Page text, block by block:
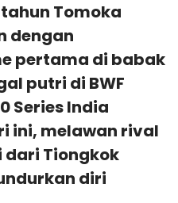
Tomoka
dengan
pertama di babak
putri di BWF
Series India
ini, melawan rival
dari Tiongkok
diri